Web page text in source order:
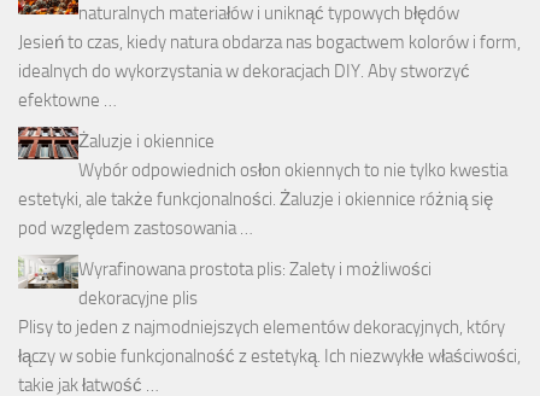
naturalnych materiałów i uniknąć typowych błędów
Jesień to czas, kiedy natura obdarza nas bogactwem kolorów i form,
idealnych do wykorzystania w dekoracjach DIY. Aby stworzyć
efektowne …
Żaluzje i okiennice
Wybór odpowiednich osłon okiennych to nie tylko kwestia
estetyki, ale także funkcjonalności. Żaluzje i okiennice różnią się
pod względem zastosowania …
Wyrafinowana prostota plis: Zalety i możliwości
dekoracyjne plis
Plisy to jeden z najmodniejszych elementów dekoracyjnych, który
łączy w sobie funkcjonalność z estetyką. Ich niezwykłe właściwości,
takie jak łatwość …